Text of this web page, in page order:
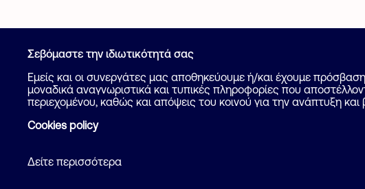
Βοήθεια
2026 Flatcake. All rights reserved
Σεβόμαστε την ιδιωτικότητά σας
Εμείς και οι συνεργάτες μας αποθηκεύουμε ή/και έχουμε
μοναδικά αναγνωριστικά και τυπικές πληροφορίες που
περιεχομένου, καθώς και απόψεις του κοινού για την ανάπτυξη και
Cookies policy
Δείτε περισσότερα